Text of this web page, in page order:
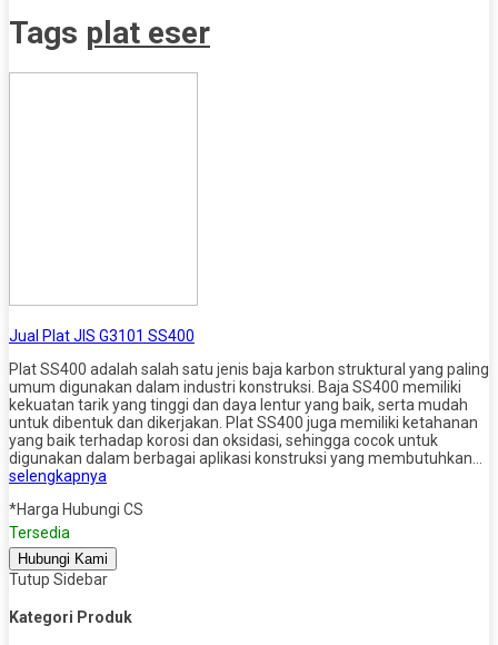
Tags plat eser
Jual Plat JIS G3101 SS400
Plat SS400 adalah salah satu jenis baja karbon struktural yang paling
umum digunakan dalam industri konstruksi. Baja SS400 memiliki
kekuatan tarik yang tinggi dan daya lentur yang baik, serta mudah
untuk dibentuk dan dikerjakan. Plat SS400 juga memiliki ketahanan
yang baik terhadap korosi dan oksidasi, sehingga cocok untuk
digunakan dalam berbagai aplikasi konstruksi yang membutuhkan…
selengkapnya
*Harga Hubungi CS
Tersedia
Hubungi Kami
Tutup Sidebar
Kategori Produk